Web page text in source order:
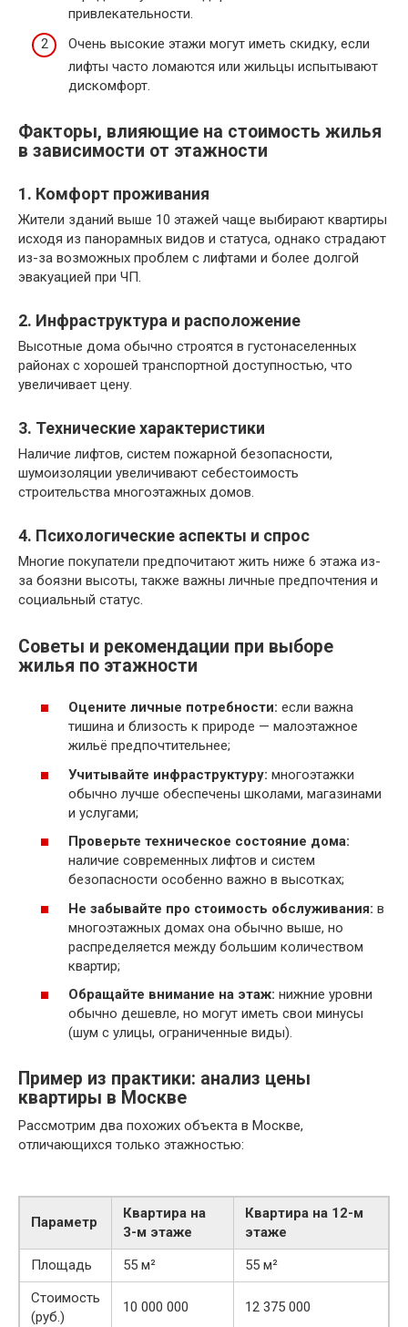
привлекательности.
Очень высокие этажи могут иметь скидку, если
лифты часто ломаются или жильцы испытывают
дискомфорт.
Факторы, влияющие на стоимость жилья
в зависимости от этажности
1. Комфорт проживания
Жители зданий выше 10 этажей чаще выбирают квартиры
исходя из панорамных видов и статуса, однако страдают
из-за возможных проблем с лифтами и более долгой
эвакуацией при ЧП.
2. Инфраструктура и расположение
Высотные дома обычно строятся в густонаселенных
районах с хорошей транспортной доступностью, что
увеличивает цену.
3. Технические характеристики
Наличие лифтов, систем пожарной безопасности,
шумоизоляции увеличивают себестоимость
строительства многоэтажных домов.
4. Психологические аспекты и спрос
Многие покупатели предпочитают жить ниже 6 этажа из-
за боязни высоты, также важны личные предпочтения и
социальный статус.
Советы и рекомендации при выборе
жилья по этажности
Оцените личные потребности: если важна
тишина и близость к природе — малоэтажное
жильё предпочтительнее;
Учитывайте инфраструктуру: многоэтажки
обычно лучше обеспечены школами, магазинами
и услугами;
Проверьте техническое состояние дома:
наличие современных лифтов и систем
безопасности особенно важно в высотках;
Не забывайте про стоимость обслуживания: в
многоэтажных домах она обычно выше, но
распределяется между большим количеством
квартир;
Обращайте внимание на этаж: нижние уровни
обычно дешевле, но могут иметь свои минусы
(шум с улицы, ограниченные виды).
Пример из практики: анализ цены
квартиры в Москве
Рассмотрим два похожих объекта в Москве,
отличающихся только этажностью:
Параметр
Квартира на
3-м этаже
Квартира на 12-м
этаже
Площадь
55 м²
55 м²
Стоимость
(руб.)
10 000 000 12 375 000